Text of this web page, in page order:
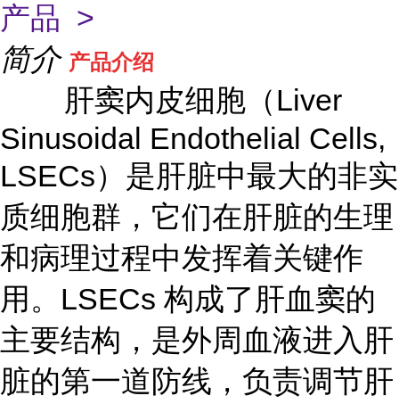
产品 >
简介 产品介绍
肝窦内皮细胞（Liver
Sinusoidal Endothelial Cells,
LSECs）是肝脏中最大的非实
质细胞群，它们在肝脏的生理
和病理过程中发挥着关键作
用。LSECs 构成了肝血窦的
主要结构，是外周血液进入肝
脏的第一道防线，负责调节肝